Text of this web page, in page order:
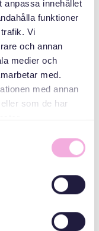
anpassa innehållet
funktioner
Vi
och annan
medier och
med.
med annan
som de har